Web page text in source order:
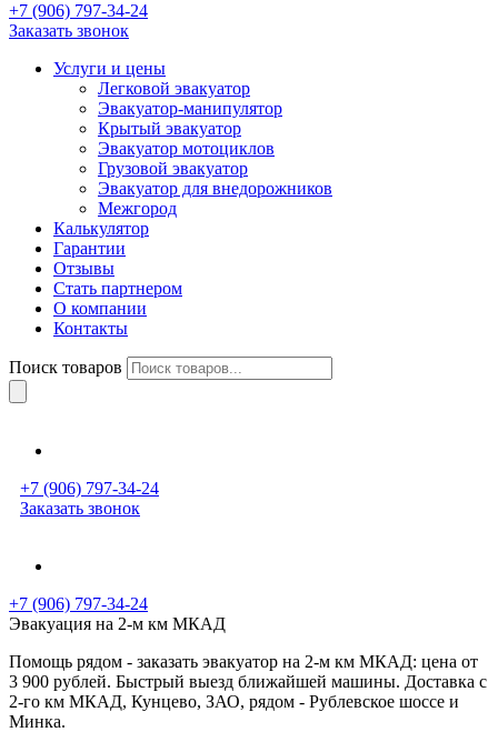
+7 (906) 797-34-24
Заказать звонок
Услуги и цены
Легковой эвакуатор
Эвакуатор-манипулятор
Крытый эвакуатор
Эвакуатор мотоциклов
Грузовой эвакуатор
Эвакуатор для внедорожников
Межгород
Калькулятор
Гарантии
Отзывы
Стать партнером
О компании
Контакты
Поиск товаров
+7 (906) 797-34-24
Заказать звонок
+7 (906) 797-34-24
Эвакуация на 2-м км МКАД
Помощь рядом - заказать эвакуатор на 2-м км МКАД: цена от
3 900 рублей. Быстрый выезд ближайшей машины. Доставка с
2-го км МКАД, Кунцево, ЗАО, рядом - Рублевское шоссе и
Минка.